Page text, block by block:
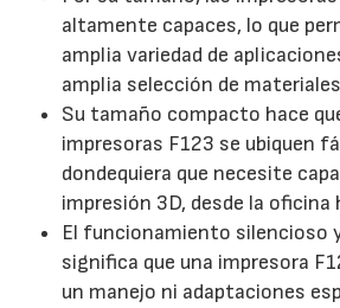
altamente capaces, lo que
amplia variedad de
amplia selección de
Su tamaño compacto hace
impresoras F123 se ubiquen
dondequiera que necesite
impresión 3D, desde la oficina
El funcionamiento silencioso
significa que una impresora
un manejo ni adaptaciones